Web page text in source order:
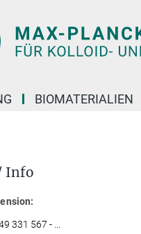
BIOMATERIALIEN
Info
331 567 - ...